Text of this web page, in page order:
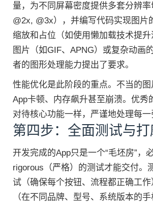
量，为不同屏幕密度提供多套分辨
@2x, @3x），并编写代码实现图片
缩放和占位（如使用懒加载技术提
图片（如GIF、APNG）或复杂动画
者的图形处理能力提出了要求。
性能优化是此阶段的重点。不当的
App卡顿、内存飙升甚至崩溃。优秀
对待核心功能一样，严谨地处理每一
第四步：全面测试与
开发完成的App只是一个“毛坯房”，
rigorous（严格）的测试才能交付。
试（确保每个按钮、流程都正确工
（在不同品牌、型号、系统版本的